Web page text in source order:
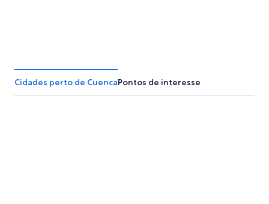
Cidades perto de CuencaPontos de interesse